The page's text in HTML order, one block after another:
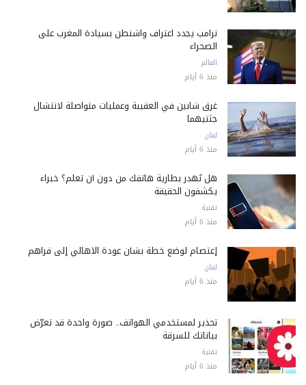
ترامب يجدد اعتراف واشنطن بسيادة المغرب على
الصحراء
العالم
منذ 6 أيام
غرق شابين في العقيبة وعمليات متواصلة لانتشال
جثتيهما
لبنان
منذ 6 أيام
هل تُهدر بطارية هاتفك من دون أن تعلم؟ خبراء
يكشفون الحقيقة
تقنية
منذ 6 أيام
إعتصام لوضع خطة بشأن عودة الأهالي إلى قراهم
لبنان
منذ 6 أيام
تحذير لمستخدمي الهواتف.. صورة واحدة قد تعرّض
بياناتك للسرقة
تقنية
منذ 6 أيام